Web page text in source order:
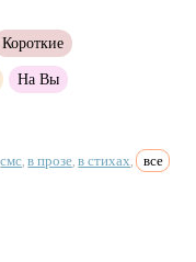
Короткие
На Вы
смс в прозе в стихах все